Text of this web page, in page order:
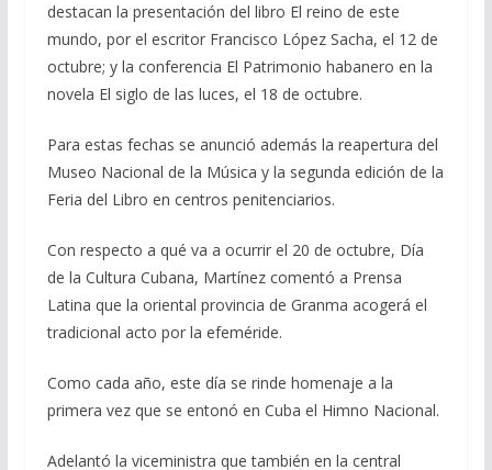
destacan la presentación del libro El reino de este
mundo, por el escritor Francisco López Sacha, el 12 de
octubre; y la conferencia El Patrimonio habanero en la
novela El siglo de las luces, el 18 de octubre.
Para estas fechas se anunció además la reapertura del
Museo Nacional de la Música y la segunda edición de la
Feria del Libro en centros penitenciarios.
Con respecto a qué va a ocurrir el 20 de octubre, Día
de la Cultura Cubana, Martínez comentó a Prensa
Latina que la oriental provincia de Granma acogerá el
tradicional acto por la efeméride.
Como cada año, este día se rinde homenaje a la
primera vez que se entonó en Cuba el Himno Nacional.
Adelantó la viceministra que también en la central